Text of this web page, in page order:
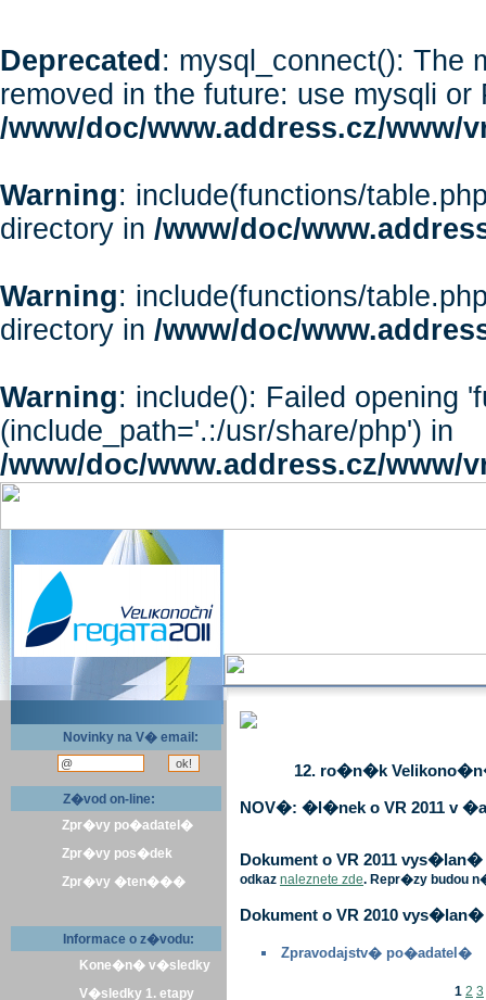
Deprecated : mysql_connect(): The
removed in the future: use mysqli or
/www/doc/www.address.cz/www/
Warning: include(functions/
directory in /www/doc/
Warning: include(functions/
directory in /www/doc/
Warning: include(): Failed opening
(include_path='.:/usr/share/php') in
/www/doc/www.address.cz/www/
Novinky na V� email:
Z�vod on-line:
Zpr�vy po�adatel�
Zpr�vy pos�dek
Zpr�vy �ten���
Informace o z�vodu:
Kone�n� v�sledky
V�sledky 1. etapy
12. ro�n�k
NOV�: �l�nek o VR 2011 v
Dokument o VR 2011
odkaz naleznete zde. Repr�zy budou
Dokument o VR 2010
Zpravodajstv� po�adatel�
1 2 3